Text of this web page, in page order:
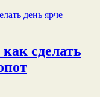
сделать